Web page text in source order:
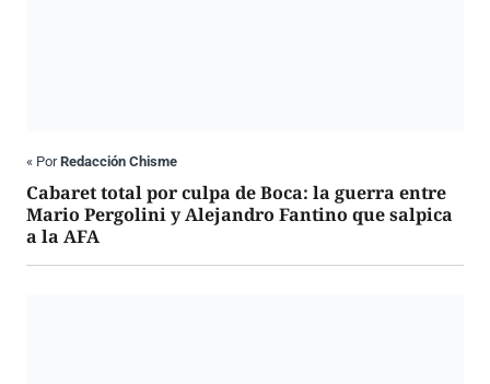
« PorRedacción Chisme
Cabaret total por culpa de Boca: la guerra entre
Mario Pergolini y Alejandro Fantino que salpica
a la AFA